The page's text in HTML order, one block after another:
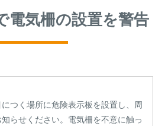
電気柵の設置を警告
につく場所に危険表示板を設置し、周
知らせください。電気柵を不意に触っ